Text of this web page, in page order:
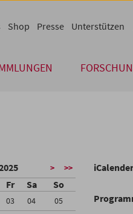
Shop Presse Unterstützen
> >>
Fr Sa So
03 04
05
iCalender